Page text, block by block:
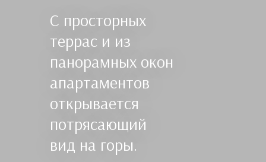
С просторных
террас и из
панорамных окон
апартаментов
открывается
потрясающий
вид на горы.